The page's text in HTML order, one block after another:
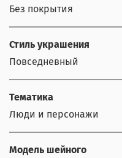
Без покрытия
Стиль украшения
Повседневный
Тематика
Люди и персонажи
Модель шейного